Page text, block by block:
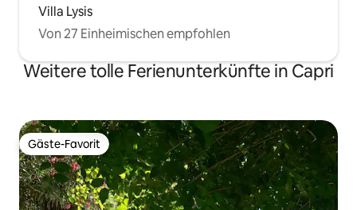
Villa Lysis
Von 27 Einheimischen empfohlen
Weitere tolle Ferienunterkünfte in Capri
Gäste-Favorit
Gäste-Favorit